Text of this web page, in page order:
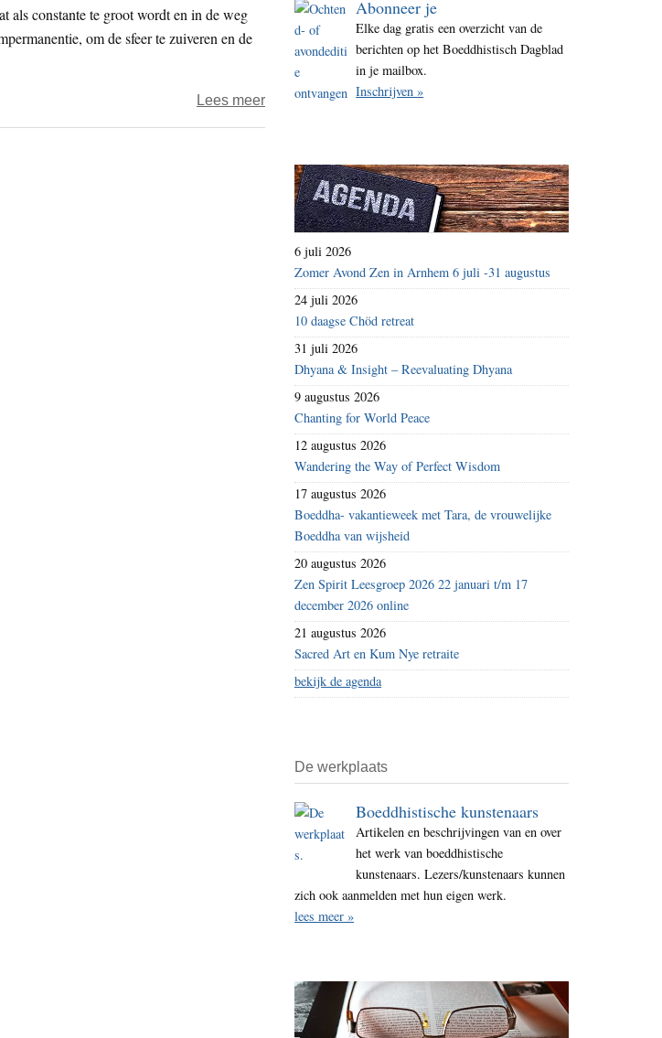
i
t
als constante te groot wordt en in de weg
om de sfeer te zuiveren en de
Lees meerover
veranderlijk
onveranderlijk
Abonneer je
Elke dag gratis een overzicht van de
berichten op het Boeddhistisch Dagblad
in je mailbox.
Inschrijven »
6 juli 2026
Zomer Avond Zen in Arnhem 6 juli -31 augustus
24 juli 2026
10 daagse Chöd retreat
31 juli 2026
Dhyana & Insight – Reevaluating Dhyana
9 augustus 2026
Chanting for World Peace
12 augustus 2026
Wandering the Way of Perfect Wisdom
17 augustus 2026
Boeddha- vakantieweek met Tara, de vrouwelijke
Boeddha van wijsheid
20 augustus 2026
Zen Spirit Leesgroep 2026 22 januari t/m 17
december 2026 online
21 augustus 2026
Sacred Art en Kum Nye retraite
bekijk de agenda
De werkplaats
Boeddhistische kunstenaars
Artikelen en beschrijvingen van en over
het werk van boeddhistische
kunstenaars. Lezers/kunstenaars kunnen
zich ook aanmelden met hun eigen werk.
lees meer »